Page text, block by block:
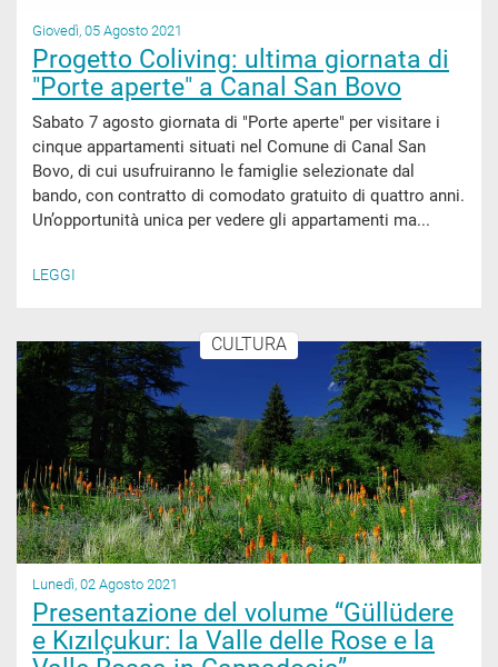
Giovedì, 05 Agosto 2021
Progetto Coliving: ultima giornata di
"Porte aperte" a Canal San Bovo
Sabato 7 agosto giornata di "Porte aperte" per visitare i
cinque appartamenti situati nel Comune di Canal San
Bovo, di cui usufruiranno le famiglie selezionate dal
bando, con contratto di comodato gratuito di quattro anni.
Un’opportunità unica per vedere gli appartamenti ma...
LEGGI
CULTURA
Lunedì, 02 Agosto 2021
Presentazione del volume “Güllüdere
e Kızılçukur: la Valle delle Rose e la